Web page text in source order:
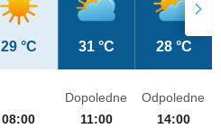
29 °C 31 °C 28 °C
08:00
Dopoledne
11:00
Odpoledne
14:00